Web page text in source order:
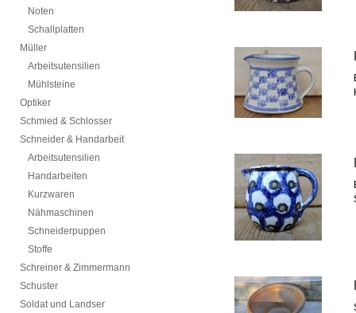
Noten
Schallplatten
Müller
Arbeitsutensilien
Mühlsteine
Optiker
Schmied & Schlosser
Schneider & Handarbeit
Arbeitsutensilien
Handarbeiten
Kurzwaren
Nähmaschinen
Schneiderpuppen
Stoffe
Schreiner & Zimmermann
Schuster
Soldat und Landser